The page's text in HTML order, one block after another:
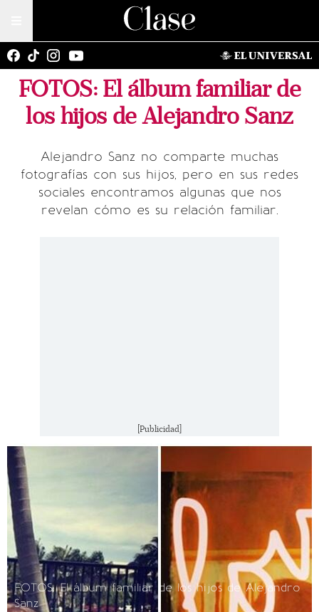
FOTOS: El álbum familiar de
los hijos de Alejandro Sanz
Alejandro Sanz no comparte muchas
fotografías con sus hijos, pero en sus redes
sociales encontramos algunas que nos
revelan cómo es su relación familiar.
[Publicidad]
FOTOS: El álbum familiar de los hijos de Alejandro
Sanz